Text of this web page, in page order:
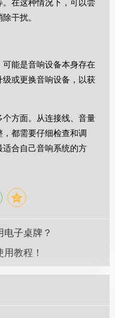
在这种情况下，可以尝
干扰。
能是音响设备本身存在
或更换音响设备，以获
方面。从连接线、音量
都需要仔细检查和调
合自己音响系统的方
子桌牌？
教程！